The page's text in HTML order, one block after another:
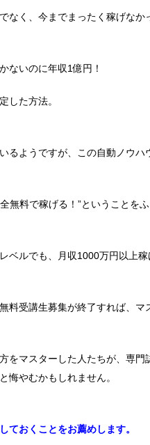
なく、今までまったく稼げな
ないのに年収1億円！
した方法。
るようですが、この自動ノウ
無料で稼げる！”ということを
ベルでも、月収1000万円以上
料受講生募集が終了すれば、
をマスターした人たちが、専
悔やむかもしれません。
ておくことをお薦めします。